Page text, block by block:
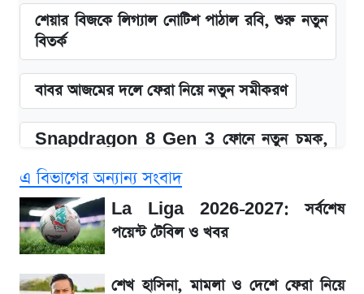
শেয়ার বিজকে লিগ্যাল নোটিশ পাঠাল রবি, শুরু নতুন
বিতর্ক
বাবর আজমের দলে ফেরা নিয়ে নতুন সমীকরণ
Snapdragon 8 Gen 3 ফোনে নতুন চমক,
সাকিবের বাড়িতে হামলা নিয়ে মুখ খুললেন দিলীপ
ঘোষ
জেনে নিন আজকের সোনা ও রুপার সর্বশেষ দাম
এ বিভাগের অন্যান্য সংবাদ
La Liga 2026-2027: সর্বশেষ
পয়েন্ট টেবিল ও খবর
শেখ হাসিনা, মামলা ও দেশে ফেরা নিয়ে